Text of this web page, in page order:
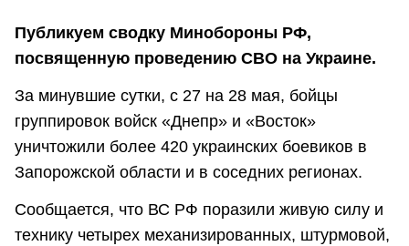
Публикуем сводку Минобороны РФ,
посвященную проведению СВО на Украине.
За минувшие сутки, с 27 на 28 мая, бойцы
группировок войск «Днепр» и «Восток»
уничтожили более 420 украинских боевиков в
Запорожской области и в соседних регионах.
Сообщается, что ВС РФ поразили живую силу и
технику четырех механизированных, штурмовой,